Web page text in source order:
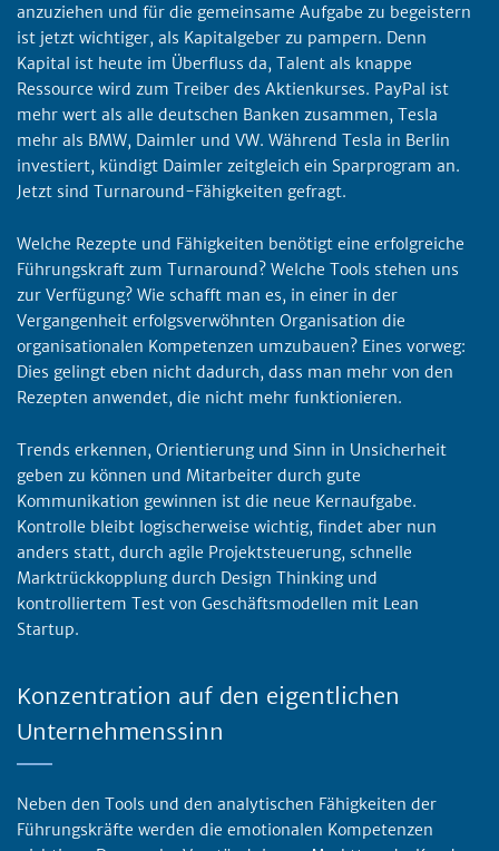
anzuziehen und für die gemeinsame Aufgabe zu begeistern
ist jetzt wichtiger, als Kapitalgeber zu pampern. Denn
Kapital ist heute im Überfluss da, Talent als knappe
Ressource wird zum Treiber des Aktienkurses. PayPal ist
mehr wert als alle deutschen Banken zusammen, Tesla
mehr als BMW, Daimler und VW. Während Tesla in Berlin
investiert, kündigt Daimler zeitgleich ein Sparprogram an.
Jetzt sind Turnaround-Fähigkeiten gefragt.
Welche Rezepte und Fähigkeiten benötigt eine erfolgreiche
Führungskraft zum Turnaround? Welche Tools stehen uns
zur Verfügung? Wie schafft man es, in einer in der
Vergangenheit erfolgsverwöhnten Organisation die
organisationalen Kompetenzen umzubauen? Eines vorweg:
Dies gelingt eben nicht dadurch, dass man mehr von den
Rezepten anwendet, die nicht mehr funktionieren.
Trends erkennen, Orientierung und Sinn in Unsicherheit
geben zu können und Mitarbeiter durch gute
Kommunikation gewinnen ist die neue Kernaufgabe.
Kontrolle bleibt logischerweise wichtig, findet aber nun
anders statt, durch agile Projektsteuerung, schnelle
Marktrückkopplung durch Design Thinking und
kontrolliertem Test von Geschäftsmodellen mit Lean
Startup.
Konzentration auf den eigentlichen
Unternehmenssinn
Neben den Tools und den analytischen Fähigkeiten der
Führungskräfte werden die emotionalen Kompetenzen